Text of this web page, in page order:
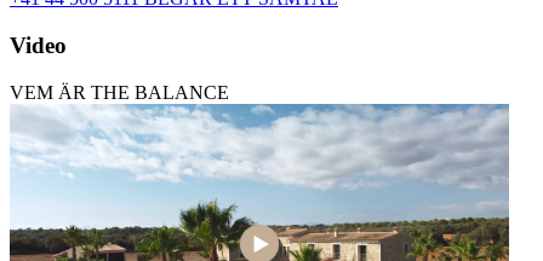
Video
VEM ÄR THE BALANCE